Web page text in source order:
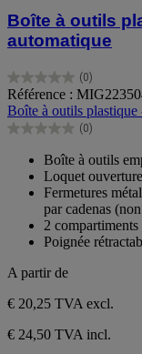
Boîte à outils
automatique
(0)
0.0
sur
5
étoiles.
Référence :
Boîte à outils plastique
(0)
0.0
étoiles.
Boîte à outils
Loquet
Fermetures
par cadenas
2
Poignée
A partir de
€ 20,25 TVA excl.
€ 24,50 TVA incl.